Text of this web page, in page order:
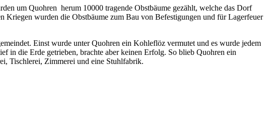
um Quohren herum 10000 tragende Obstbäume gezählt, welche das Dorf
Kriegen wurden die Obstbäume zum Bau von Befestigungen und für Lagerfeuer
Einst wurde unter Quohren ein Kohleflöz vermutet und es wurde jedem
in die Erde getrieben, brachte aber keinen Erfolg. So blieb Quohren ein
Tischlerei, Zimmerei und eine Stuhlfabrik.